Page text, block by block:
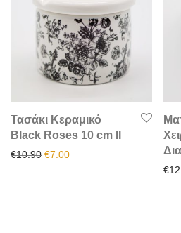
Τασάκι Κεραμικό
Black Roses 10 cm II
€10.90 Original price was: €10.90.
€7.00Η τρέχουσα τιμή είναι:
€